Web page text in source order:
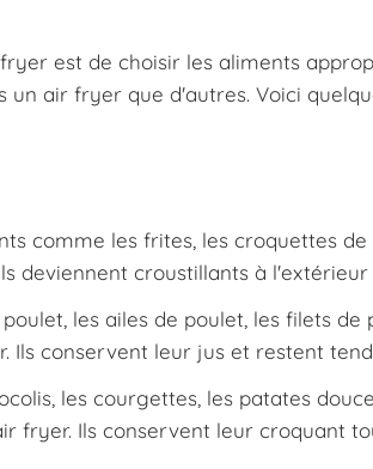
est de choisir les aliments
air fryer que d'autres. Voici
comme les frites, les croquettes
deviennent croustillants à
les ailes de poulet, les filets de
Ils conservent leur jus et restent
les courgettes, les patates
fryer. Ils conservent leur croquant